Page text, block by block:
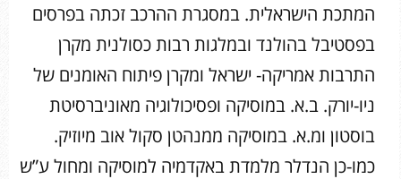
המתכת הישראלית. במסגרת ההרכב זכתה בפרסים
בפסטיבל בהולנד ובמלגות רבות כסולנית מקרן
התרבות אמריקה- ישראל ומקרן פיתוח האומנים של
ניו-יורק. ב.א. במוסיקה ופסיכולוגיה מאוניברסיטת
בוסטון ומ.א. במוסיקה ממנהטן סקול אוב מיוזיק.
כמו-כן הנדלר מלמדת באקדמיה למוסיקה ומחול ע”ש